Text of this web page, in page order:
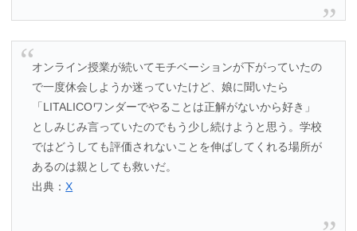
オンライン授業が続いてモチベーションが下がっていたの
で一度休会しようか迷っていたけど、娘に聞いたら
「LITALICOワンダーでやることは正解がないから好き」
としみじみ言っていたのでもう少し続けようと思う。学校
ではどうしても評価されないことを伸ばしてくれる場所が
あるのは親としても救いだ。
出典：X